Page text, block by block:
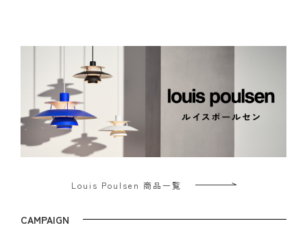
Louis Poulsen 商品一覧
CAMPAIGN